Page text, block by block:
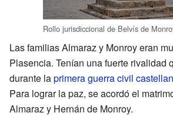
Rollo jurisdiccional de Belvís de
Las familias Almaraz y Monroy eran
Plasencia. Tenían una fuerte rivalidad
durante laprimera guerra civil
Para lograr la paz, se acordó el
Almaraz y Hernán de Monroy.